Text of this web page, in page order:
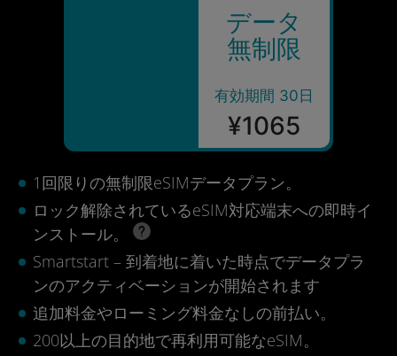
データ
無制限
有効期間 30日
¥1065
1回限りの無制限eSIMデータプラン。
ロック解除されているeSIM対応端末への即時イ
ンストール。
Smartstart – 到着地に着いた時点でデータプラ
ンのアクティベーションが開始されます
追加料金やローミング料金なしの前払い。
200以上の目的地で再利用可能なeSIM。